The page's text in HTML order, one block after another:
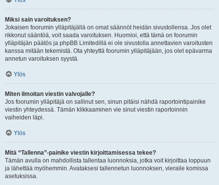
Miksi sain varoituksen?
Jokaisen foorumin ylläpitäjällä on omat säännöt heidän sivustollensa. Jos olet
rikkonut sääntöä, voit saada varoituksen. Huomioi, että tämä on foorumin
ylläpitäjän päätös ja phpBB Limitedillä ei ole sivustolla annettavien varoitusten
kanssa mitään tekemistä. Ota yhteyttä foorumin ylläpitäjään, jos olet epävarma
annetun varoituksen syystä.
Ylös
Miten ilmoitan viestin valvojalle?
Jos foorumin ylläpitäjä on sallinut sen, sinun pitäisi nähdä raportointipainike
viestin yhteydessä. Tämän klikkaaminen vie sinut viestin raportoinnin
vaiheiden läpi.
Ylös
Mitä “Tallenna”-painike viestin kirjoittamisessa tekee?
Tämän avulla on mahdollista tallentaa luonnoksia, jotka voit kirjoittaa loppuun
ja lähettää myöhemmin. Avataksesi tallennetun luonnoksen, vieraile komissa
asetuksissa.